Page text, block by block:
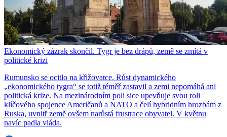
Ekonomický zázrak skončil. Tygr je bez drápů, země se zmítá v
politické krizi
Rumunsko se ocitlo na křižovatce. Růst dynamického
„ekonomického tygra“ se totiž téměř zastavil a zemi nepomáhá ani
politická krize. Na mezinárodním poli sice upevňuje svou roli
klíčového spojence Američanů a NATO a čelí hybridním hrozbám z
Ruska, uvnitř země ovšem narůstá frustrace obyvatel. V květnu
navíc padla vláda.